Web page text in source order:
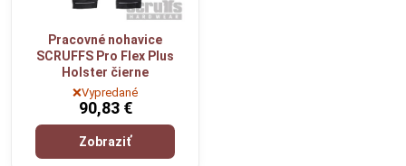
Pracovné nohavice
SCRUFFS Pro Flex Plus
Holster čierne
❌Vypredané
90,83 €
Zobraziť